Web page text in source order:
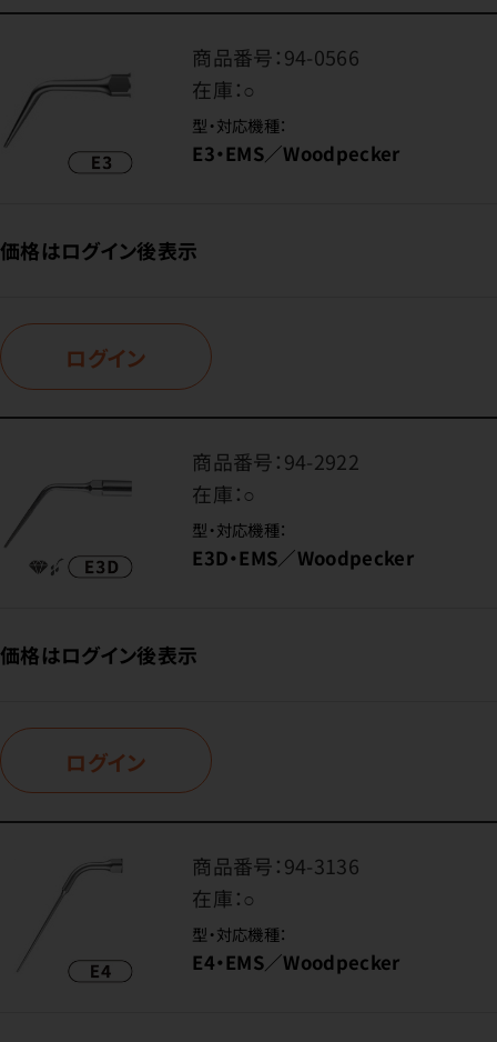
商品番号：94-0566
在庫：○
型・対応機種：
E3・EMS／Woodpecker
価格はログイン後表示
ログイン
商品番号：94-2922
在庫：○
型・対応機種：
E3D・EMS／Woodpecker
価格はログイン後表示
ログイン
商品番号：94-3136
在庫：○
型・対応機種：
E4・EMS／Woodpecker